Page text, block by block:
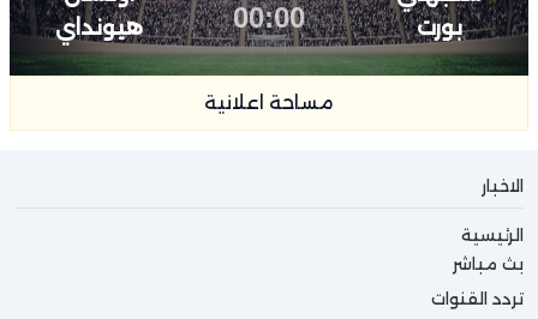
بورت
00:00
هيونداي
مساحة اعلانية
الاخبار
الرئيسية
بث مباشر
تردد القنوات